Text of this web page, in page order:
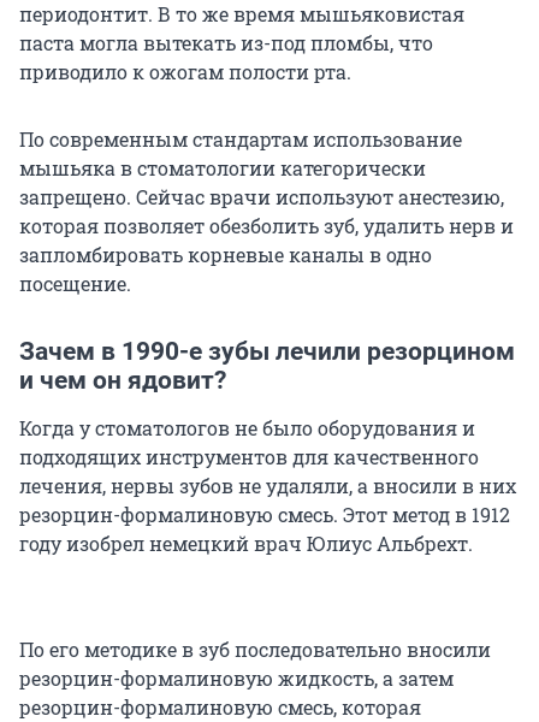
периодонтит. В то же время мышьяковистая
паста могла вытекать из-под пломбы, что
приводило к ожогам полости рта.
По современным стандартам использование
мышьяка в стоматологии категорически
запрещено. Сейчас врачи используют анестезию,
которая позволяет обезболить зуб, удалить нерв и
запломбировать корневые каналы в одно
посещение.
Зачем в 1990-е зубы лечили резорцином
и чем он ядовит?
Когда у стоматологов не было оборудования и
подходящих инструментов для качественного
лечения, нервы зубов не удаляли, а вносили в них
резорцин-формалиновую смесь. Этот метод в 1912
году изобрел немецкий врач Юлиус Альбрехт.
По его методике в зуб последовательно вносили
резорцин-формалиновую жидкость, а затем
резорцин-формалиновую смесь, которая